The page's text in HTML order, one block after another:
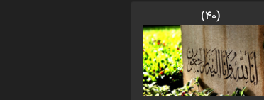
(40)